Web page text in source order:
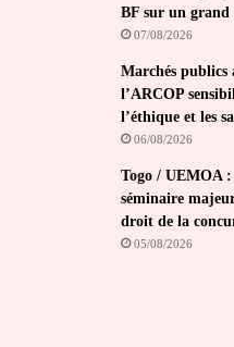
BF sur un
07/08/2026
Marchés publics
l’ARCOP
l’éthique et les
06/08/2026
Togo / UEMOA
séminaire
droit de la
05/08/2026